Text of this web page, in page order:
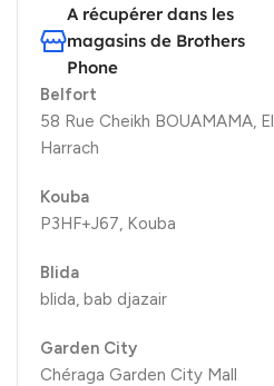
A récupérer dans les
magasins de Brothers
Phone
Belfort
58 Rue Cheikh BOUAMAMA, El
Harrach
Kouba
P3HF+J67, Kouba
Blida
blida, bab djazair
Garden City
Chéraga Garden City Mall